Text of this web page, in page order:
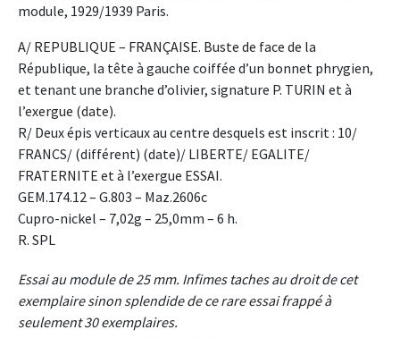
module, 1929/1939 Paris.
A/ REPUBLIQUE – FRANÇAISE. Buste de face de la
République, la tête à gauche coiffée d’un bonnet phrygien,
et tenant une branche d’olivier, signature P. TURIN et à
l’exergue (date).
R/ Deux épis verticaux au centre desquels est inscrit : 10/
FRANCS/ (différent) (date)/ LIBERTE/ EGALITE/
FRATERNITE et à l’exergue ESSAI.
GEM.174.12 – G.803 – Maz.2606c
Cupro-nickel – 7,02g – 25,0mm – 6 h.
R. SPL
Essai au module de 25 mm. Infimes taches au droit de cet
exemplaire sinon splendide de ce rare essai frappé à
seulement 30 exemplaires.